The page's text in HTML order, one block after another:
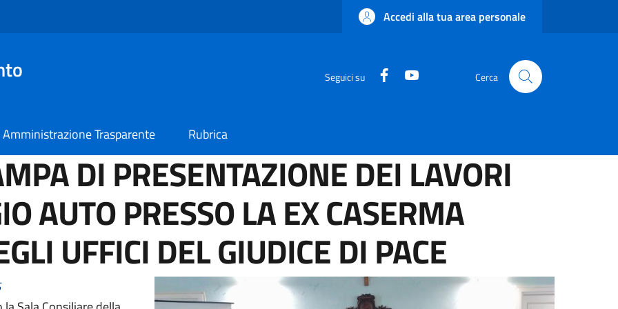
Accedi alla tua area personale
Seguici su Facebook Cerca
Amministrazione Trasparente Rubrica
DI PRESENTAZIONE DEI LAVORI
AUTO PRESSO LA EX CASERMA
UFFICI DEL GIUDICE DI PACE